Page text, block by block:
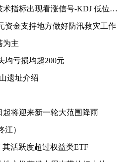
出现看涨信号-KDJ 低位金叉（07-10）
资金支持地方做好防汛救灾工作
为主
均亏损均超200元
遗址介绍
起将迎来新一轮大范围降雨
）
其活跃度超过权益类ETF